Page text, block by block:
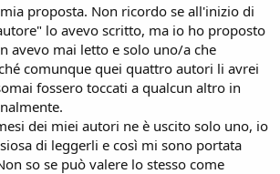
proposta. Non ricordo se all'inizio di
lo avevo scritto, ma io ho proposto
avevo mai letto e solo uno/a che
comunque quei quattro autori li avrei
fossero toccati a qualcun altro in
dei miei autori ne è uscito solo uno, io
di leggerli e così mi sono portata
so se può valere lo stesso come